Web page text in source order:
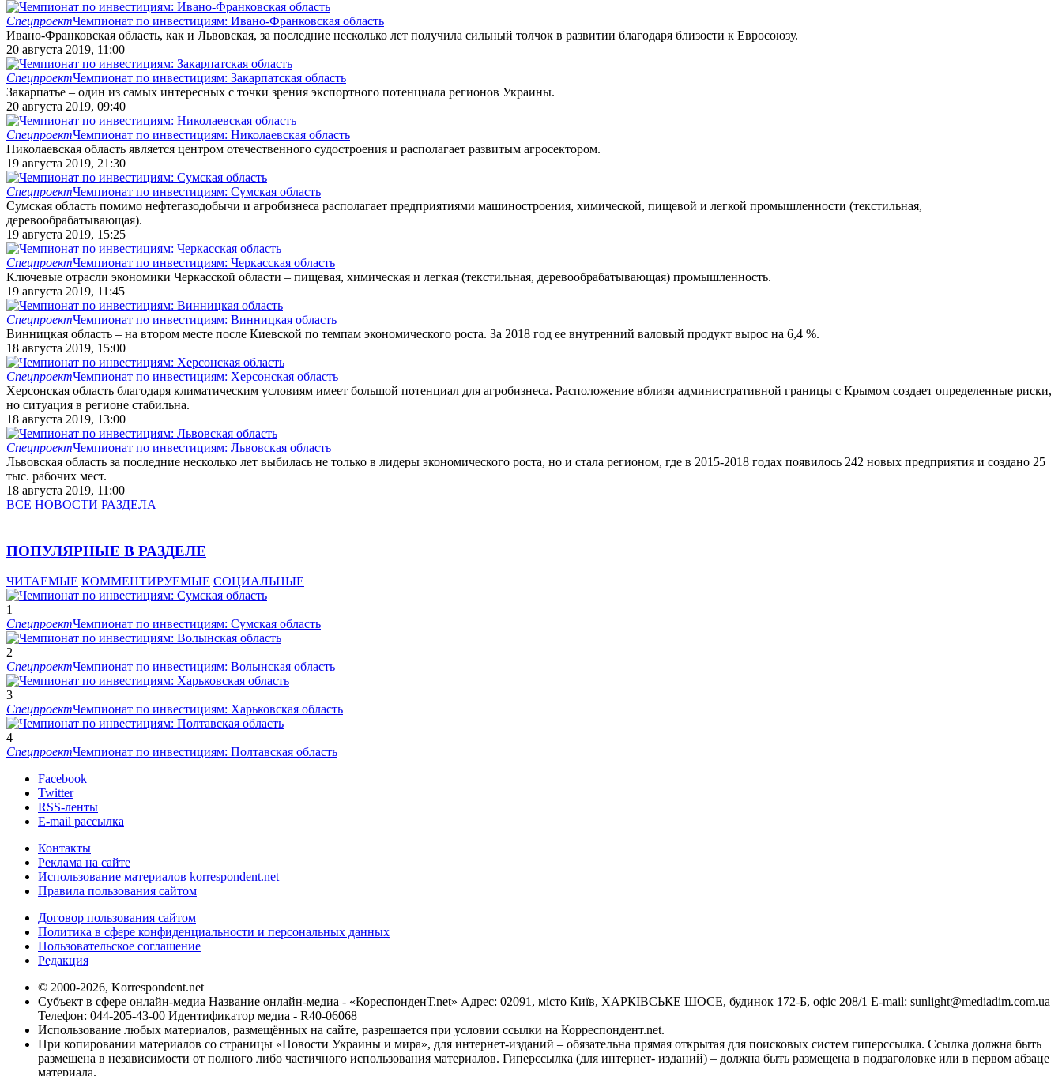
СпецпроектЧемпионат по инвестициям: Ивано-Франковская область
Ивано-Франковская область, как и Львовская, за последние несколько лет получила сильный толчок в развитии благодаря близости к Евросоюзу.
20 августа 2019, 11:00
СпецпроектЧемпионат по инвестициям: Закарпатская область
Закарпатье – один из самых интересных с точки зрения экспортного потенциала регионов Украины.
20 августа 2019, 09:40
СпецпроектЧемпионат по инвестициям: Николаевская область
Николаевская область является центром отечественного судостроения и располагает развитым агросектором.
19 августа 2019, 21:30
СпецпроектЧемпионат по инвестициям: Сумская область
Сумская область помимо нефтегазодобычи и агробизнеса располагает предприятиями машиностроения, химической, пищевой и легкой промышленности (текстильная,
деревообрабатывающая).
19 августа 2019, 15:25
СпецпроектЧемпионат по инвестициям: Черкасская область
Ключевые отрасли экономики Черкасской области – пищевая, химическая и легкая (текстильная, деревообрабатывающая) промышленность.
19 августа 2019, 11:45
СпецпроектЧемпионат по инвестициям: Винницкая область
Винницкая область – на втором месте после Киевской по темпам экономического роста. За 2018 год ее внутренний валовый продукт вырос на 6,4 %.
18 августа 2019, 15:00
СпецпроектЧемпионат по инвестициям: Херсонская область
Херсонская область благодаря климатическим условиям имеет большой потенциал для агробизнеса. Расположение вблизи административной границы с Крымом создает определенные риски,
но ситуация в регионе стабильна.
18 августа 2019, 13:00
СпецпроектЧемпионат по инвестициям: Львовская область
Львовская область за последние несколько лет выбилась не только в лидеры экономического роста, но и стала регионом, где в 2015-2018 годах появилось 242 новых предприятия и создано 25
тыс. рабочих мест.
18 августа 2019, 11:00
ВСЕ НОВОСТИ РАЗДЕЛА
ПОПУЛЯРНЫЕ В РАЗДЕЛЕ
ЧИТАЕМЫЕ КОММЕНТИРУЕМЫЕ СОЦИАЛЬНЫЕ
1
СпецпроектЧемпионат по инвестициям: Сумская область
2
СпецпроектЧемпионат по инвестициям: Волынская область
3
СпецпроектЧемпионат по инвестициям: Харьковская область
4
СпецпроектЧемпионат по инвестициям: Полтавская область
Facebook
Twitter
RSS-ленты
E-mail рассылка
Контакты
Реклама на сайте
Использование материалов korrespondent.net
Правила пользования сайтом
Договор пользования сайтом
Политика в сфере конфиденциальности и персональных данных
Пользовательское соглашение
Редакция
© 2000-2026, Korrespondent.net
Субъект в сфере онлайн-медиа Название онлайн-медиа - «КореспонденТ.net» Адрес: 02091, місто Київ, ХАРКІВСЬКЕ ШОСЕ, будинок 172-Б, офіс 208/1 E-mail: sunlight@mediadim.com.ua
Телефон: 044-205-43-00 Идентификатор медиа - R40-06068
Использование любых материалов, размещённых на сайте, разрешается при условии ссылки на Корреспондент.net.
При копировании материалов со страницы «Новости Украины и мира», для интернет-изданий – обязательна прямая открытая для поисковых систем гиперссылка. Ссылка должна быть
размещена в независимости от полного либо частичного использования материалов. Гиперссылка (для интернет- изданий) – должна быть размещена в подзаголовке или в первом абзаце
материала.